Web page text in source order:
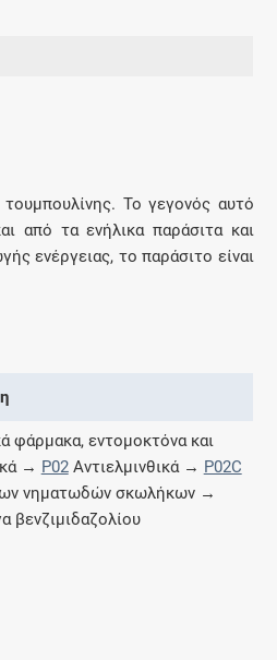
ιατρικές πράξεις
ότι...
σας γεγονότα της
από το 2011 μέχρι
Το γεγονός αυτό
από τα ενήλικα παράσιτα και
ενέργειας, το παράσιτο είναι
φάρμακα, εντομοκτόνα και
→ P02Αντιελμινθικά → P02C
νηματωδών σκωλήκων →